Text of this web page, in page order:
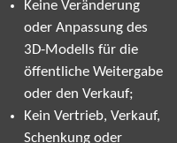
Keine Veränderung
oder Anpassung des
3D-Modells für die
öffentliche Weitergabe
oder den Verkauf;
Kein Vertrieb, Verkauf,
Schenkung oder